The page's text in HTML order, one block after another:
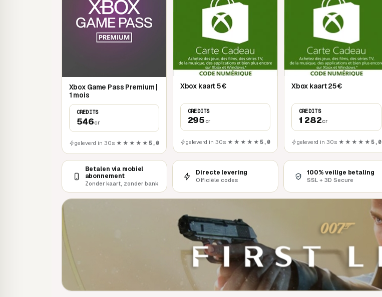
Xbox Game Pass Premium |
1 mois
CREDITS
546cr
geleverd in 30s ★★★★★ 5,0
Xbox kaart 5€
CREDITS
295 cr
geleverd in 30s ★★★★★ 5,0
Xbox kaart 25€
CREDITS
1 282cr
geleverd in 30s ★★★★★5,0
Betalen via mobiel
abonnement
Zonder kaart, zonder bank
Directe levering
Officiële codes
100% veilige betaling
SSL + 3D Secure